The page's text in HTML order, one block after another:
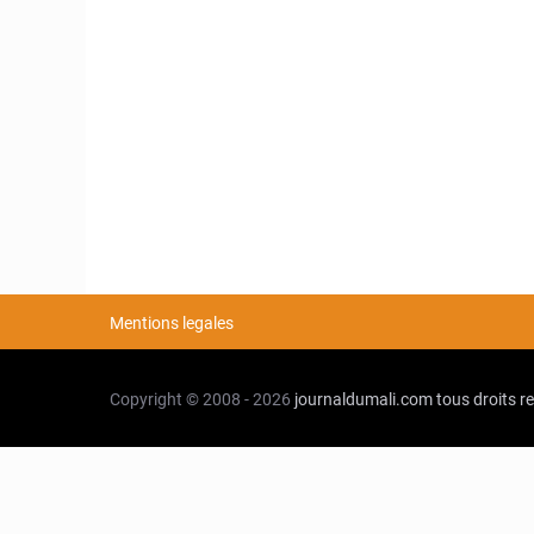
Mentions legales
Copyright © 2008 - 2026 journaldumali.comtous droits